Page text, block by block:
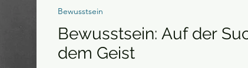
Bewusstsein: Auf der
dem Geist
Bewusstsein